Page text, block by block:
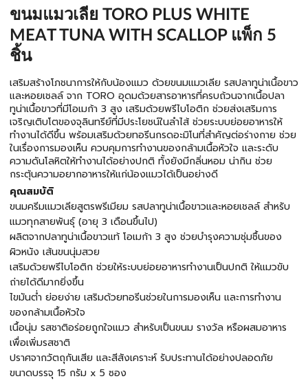
ขนมแมวเลีย TORO PLUS WHITE
MEAT TUNA WITH SCALLOP แพ็ก 5
ชิ้น
เสริมสร้างโภชนาการให้กับน้องแมว ด้วยขนมแมวเลีย รสปลาทูน่าเนื้อขาว
และหอยเชลล์ จาก TORO อุดมด้วยสารอาหารที่ครบถ้วนจากเนื้อปลา
ทูน่าเนื้อขาวที่มีโอเมก้า 3 สูง เสริมด้วยพรีไบโอติก ช่วยส่งเสริมการ
เจริญเติบโตของจุลินทรีย์ที่มีประโยชน์ในลำไส้ ช่วยระบบย่อยอาหารให้
ทำงานได้ดีขึ้น พร้อมเสริมด้วยทอรีนกรดอะมิโนที่สำคัญต่อร่างกาย ช่วย
ในเรื่องการมองเห็น ควบคุมการทำงานของกล้ามเนื้อหัวใจ และระดับ
ความดันโลหิตให้ทำงานได้อย่างปกติ ทั้งยังมีกลิ่นหอม น่ากิน ช่วย
กระตุ้นความอยากอาหารให้แก่น้องแมวได้เป็นอย่างดี
คุณสมบัติ
ขนมครีมแมวเลียสูตรพรีเมียม รสปลาทูน่าเนื้อขาวและหอยเชลล์ สำหรับ
แมวทุกสายพันธุ์ (อายุ 3 เดือนขึ้นไป)
ผลิตจากปลาทูน่าเนื้อขาวแท้ โอเมก้า 3 สูง ช่วยบำรุงความชุ่มชื้นของ
ผิวหนัง เส้นขนนุ่มสวย
เสริมด้วยพรีไบโอติก ช่วยให้ระบบย่อยอาหารทำงานเป็นปกติ ให้แมวขับ
ถ่ายได้ดีมากยิ่งขึ้น
ไขมันต่ำ ย่อยง่าย เสริมด้วยทอรีนช่วยในการมองเห็น และการทำงาน
ของกล้ามเนื้อหัวใจ
เนื้อนุ่ม รสชาติอร่อยถูกใจแมว สำหรับเป็นขนม รางวัล หรือผสมอาหาร
เพื่อเพิ่มรสชาติ
ปราศจากวัตถุกันเสีย และสีสังเคราะห์ รับประทานได้อย่างปลอดภัย
ขนาดบรรจุ 15 กรัม x 5 ซอง